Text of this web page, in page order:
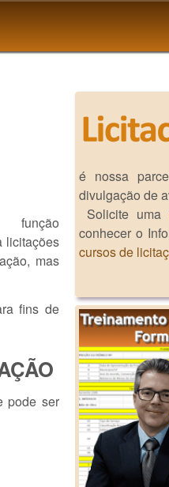
licitações
mas
fins de
pode ser
é nossa
divulgação de
Solicite uma
conhecer o
cursos de